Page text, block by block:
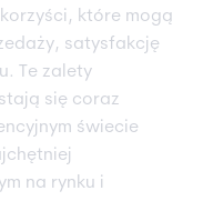
które mogą
satysfakcję
Te zalety
się coraz
świecie
na rynku i